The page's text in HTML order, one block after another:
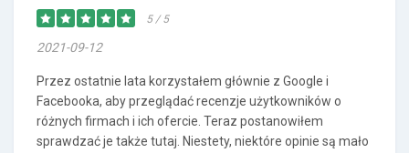
5 / 5
2021-09-12
Przez ostatnie lata korzystałem głównie z Google i
Facebooka, aby przeglądać recenzje użytkowników o
różnych firmach i ich ofercie. Teraz postanowiłem
sprawdzać je także tutaj. Niestety, niektóre opinie są mało